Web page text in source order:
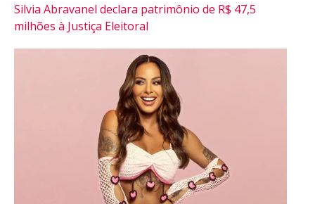
Silvia Abravanel declara patrimônio de R$ 47,5
milhões à Justiça Eleitoral